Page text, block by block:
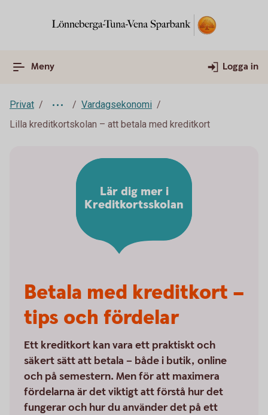
Meny Logga in
Privat
Vardagsekonomi
Lilla kreditkortskolan – att betala med kreditkort
Betala med kreditkort –
tips och fördelar
Ett kreditkort kan vara ett praktiskt och
säkert sätt att betala – både i butik, online
och på semestern. Men för att maximera
fördelarna är det viktigt att förstå hur det
fungerar och hur du använder det på ett
Lär dig mer i
Kreditkortsskolan